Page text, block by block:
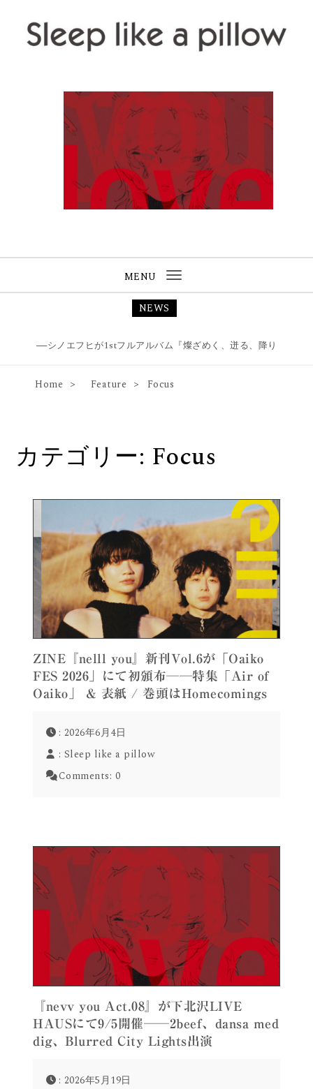
Skip to content
MENU
Toggle
NEWS
──シノエフヒが1stフルアルバム『燦ざめく、迸る、降り注ぐ、』を
Home Feature Focus
カテゴリー: Focus
ZINE『nelll you』新刊Vol.6が「Oaiko
FES 2026」にて初頒布──特集「Air of
Oaiko」 & 表紙 / 巻頭はHomecomings
: 2026年6月4日
: Sleep like a pillow
Comments: 0
『nevv you Act.08』が下北沢LIVE
HAUSにて9/5開催──2beef、dansa med
dig、Blurred City Lights出演
: 2026年5月19日